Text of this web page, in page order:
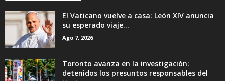
El Vaticano vuelve a casa: León XIV anuncia
su esperado viaje...
Ago 7, 2026
Toronto avanza en la investigación:
detenidos los presuntos responsables del